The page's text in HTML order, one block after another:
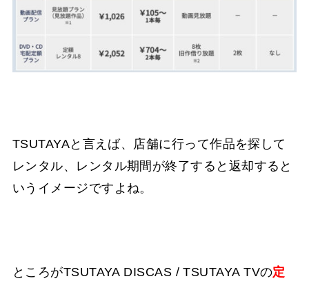
TSUTAYAと言えば、店舗に行って作品を探して
レンタル、レンタル期間が終了すると返却すると
いうイメージですよね。
ところがTSUTAYA DISCAS / TSUTAYA TVの定